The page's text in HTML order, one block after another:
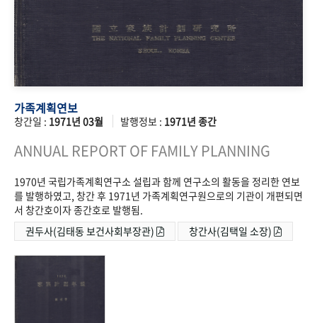
가족계획연보
창간일 : 1971년 03월 발행정보 : 1971년 종간
ANNUAL REPORT OF FAMILY PLANNING
1970년 국립가족계획연구소 설립과 함께 연구소의 활동을 정리한 연보
를 발행하였고, 창간 후 1971년 가족계획연구원으로의 기관이 개편되면
서 창간호이자 종간호로 발행됨.
권두사(김태동 보건사회부장관)
창간사(김택일 소장)